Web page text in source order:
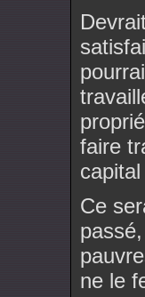
faire
Ce
ne le